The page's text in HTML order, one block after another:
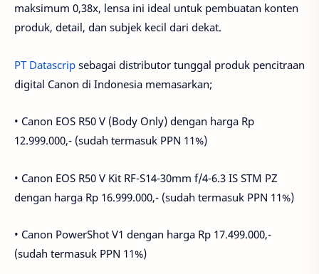
maksimum 0,38x, lensa ini ideal untuk pembuatan konten
produk, detail, dan subjek kecil dari dekat.
PT Datascrip sebagai distributor tunggal produk pencitraan
digital Canon di Indonesia memasarkan;
• Canon EOS R50 V (Body Only) dengan harga Rp
12.999.000,- (sudah termasuk PPN 11%)
• Canon EOS R50 V Kit RF-S14-30mm f/4-6.3 IS STM PZ
dengan harga Rp 16.999.000,- (sudah termasuk PPN 11%)
• Canon PowerShot V1 dengan harga Rp 17.499.000,-
(sudah termasuk PPN 11%)